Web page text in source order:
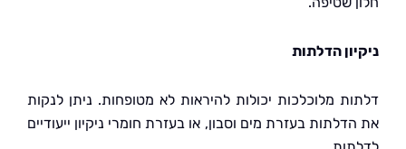
הדלתות
מלוכלכות יכולות להיראות לא מטופחות. ניתן לנקות
בעזרת מים וסבון, או בעזרת חומרי ניקיון ייעודיים